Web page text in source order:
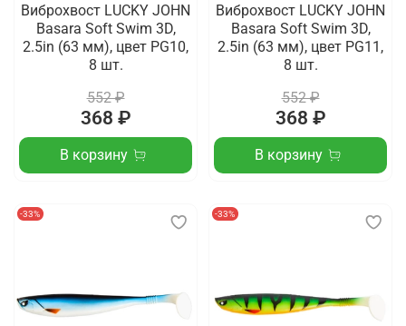
Виброхвост LUCKY JOHN
Basara Soft Swim 3D,
2.5in (63 мм), цвет PG10,
8 шт.
552 ₽
368 ₽
В корзину
Виброхвост LUCKY JOHN
Basara Soft Swim 3D,
2.5in (63 мм), цвет PG11,
8 шт.
552 ₽
368 ₽
В корзину
-33% -33%